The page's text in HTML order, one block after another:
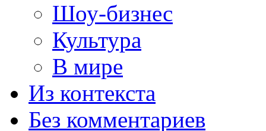
Шоу-бизнес
Культура
В мире
Из контекста
Без комментариев